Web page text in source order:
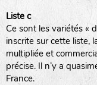
Liste c
Ce sont les variétés «
inscrite sur cette liste,
multipliée et
précise. Il n’y a
France.